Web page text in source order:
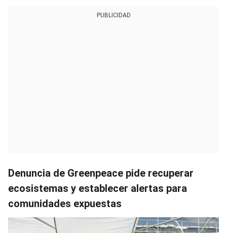
PUBLICIDAD
Denuncia de Greenpeace pide recuperar
ecosistemas y establecer alertas para
comunidades expuestas